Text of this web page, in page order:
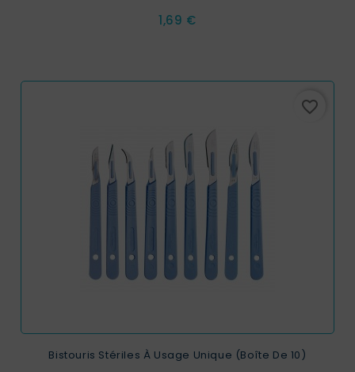
Prix
1,69 €
favorite_border
Bistouris Stériles À Usage Unique (boîte De 10)